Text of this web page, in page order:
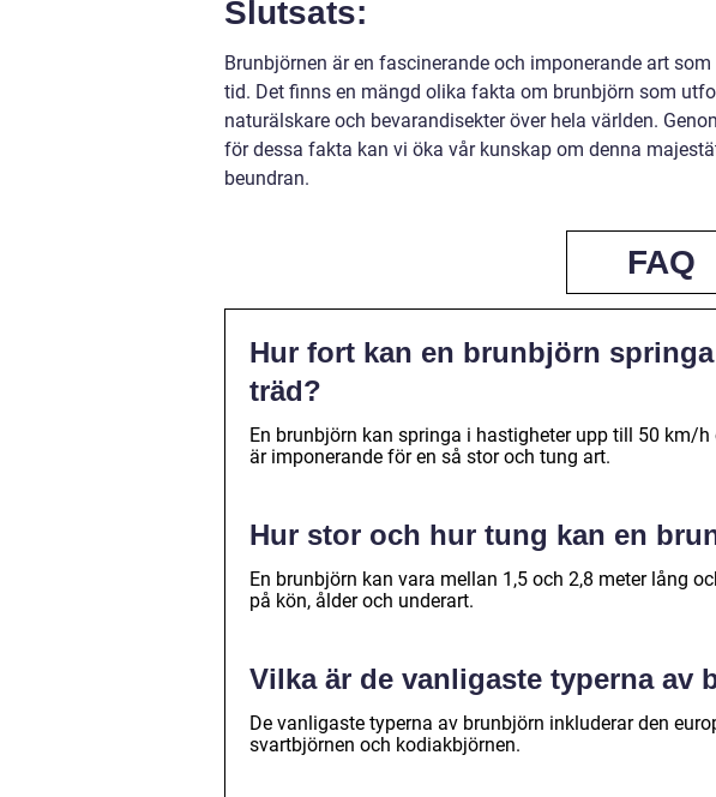
Slutsats:
Brunbjörnen är en fascinerande och imponerande art
tid. Det finns en mängd olika fakta om brunbjörn som
naturälskare och bevarandisekter över hela världen.
för dessa fakta kan vi öka vår kunskap om denna
beundran.
FAQ
Hur fort kan en brunbjörn
träd?
En brunbjörn kan springa i hastigheter upp till 50 km/
är imponerande för en så stor och tung art.
Hur stor och hur tung kan en
En brunbjörn kan vara mellan 1,5 och 2,8 meter lång
på kön, ålder och underart.
Vilka är de vanligaste typerna av
De vanligaste typerna av brunbjörn inkluderar den
svartbjörnen och kodiakbjörnen.